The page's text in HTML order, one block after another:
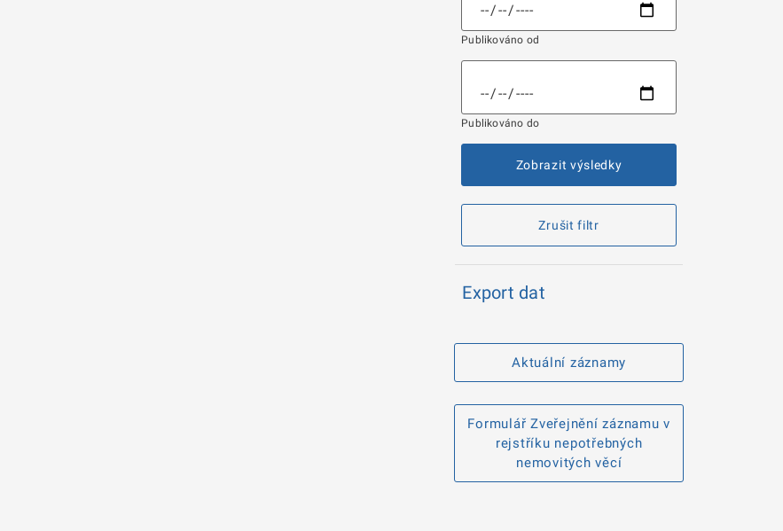
Publikováno od
Publikováno do
Zobrazit výsledky
Zrušit filtr
Export dat
Aktuální záznamy
Formulář Zveřejnění záznamu v
rejstříku nepotřebných
nemovitých věcí